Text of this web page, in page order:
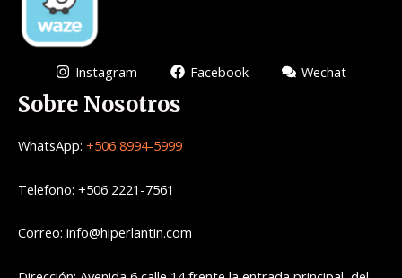
Instagram Facebook Wechat
Sobre Nosotros
WhatsApp: +506 8994-5999
Telefono: +506 2221-7561
Correo: info@hiperlantin.com